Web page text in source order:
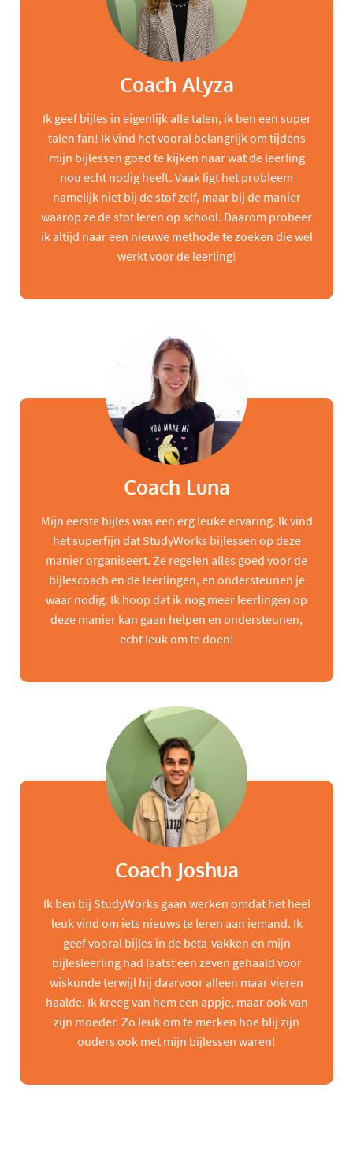
Coach Alyza
Ik geef bijles in eigenlijk alle talen, ik ben een super
talen fan! Ik vind het vooral belangrijk om tijdens
mijn bijlessen goed te kijken naar wat de leerling
nou echt nodig heeft. Vaak ligt het probleem
namelijk niet bij de stof zelf, maar bij de manier
waarop ze de stof leren op school. Daarom probeer
ik altijd naar een nieuwe methode te zoeken die wel
werkt voor de leerling!
Coach Luna
Mijn eerste bijles was een erg leuke ervaring. Ik vind
het superfijn dat StudyWorks bijlessen op deze
manier organiseert. Ze regelen alles goed voor de
bijlescoach en de leerlingen, en ondersteunen je
waar nodig. Ik hoop dat ik nog meer leerlingen op
deze manier kan gaan helpen en ondersteunen,
echt leuk om te doen!
Coach Joshua
Ik ben bij StudyWorks gaan werken omdat het heel
leuk vind om iets nieuws te leren aan iemand. Ik
geef vooral bijles in de beta-vakken en mijn
bijlesleerling had laatst een zeven gehaald voor
wiskunde terwijl hij daarvoor alleen maar vieren
haalde. Ik kreeg van hem een appje, maar ook van
zijn moeder. Zo leuk om te merken hoe blij zijn
ouders ook met mijn bijlessen waren!